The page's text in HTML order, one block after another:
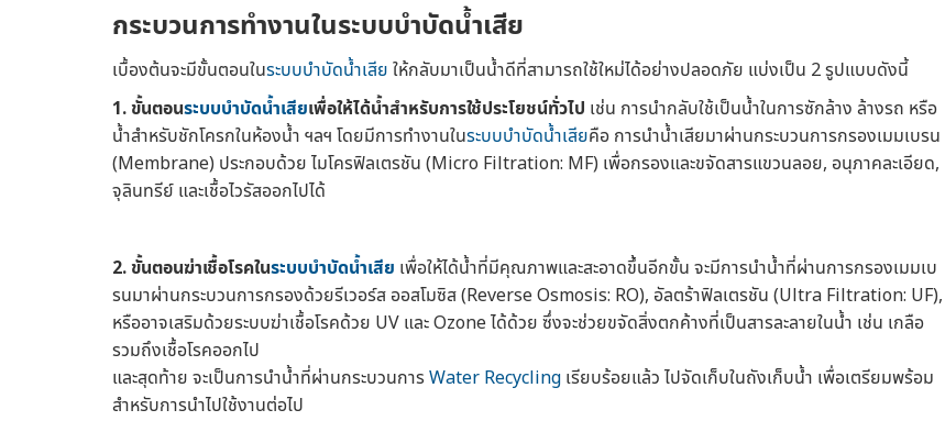
กระบวนการทำงานในระบบบำบัดน้ำเสีย
เบื้องต้นจะมีขั้นตอนในระบบบำบัดน้ำเสีย ให้กลับมาเป็นน้ำดีที่สามารถใช้ใหม่ได้อย่างปลอดภัย แบ่งเป็น 2 รูปแบบดังนี้
1. ขั้นตอนระบบบำบัดน้ำเสียเพื่อให้ได้น้ำสำหรับการใช้ประโยชน์ทั่วไป เช่น การนำกลับใช้เป็นน้ำในการซักล้าง ล้างรถ หรือ
น้ำสำหรับชักโครกในห้องน้ำ ฯลฯ โดยมีการทำงานในระบบบำบัดน้ำเสียคือ การนำน้ำเสียมาผ่านกระบวนการกรองเมมเบรน
(Membrane) ประกอบด้วย ไมโครฟิลเตรชัน (Micro Filtration: MF) เพื่อกรองและขจัดสารแขวนลอย, อนุภาคละเอียด,
จุลินทรีย์ และเชื้อไวรัสออกไปได้
2. ขั้นตอนฆ่าเชื้อโรคในระบบบำบัดน้ำเสีย เพื่อให้ได้น้ำที่มีคุณภาพและสะอาดขึ้นอีกขั้น จะมีการนำน้ำที่ผ่านการกรองเมมเบ
รนมาผ่านกระบวนการกรองด้วยรีเวอร์ส ออสโมซิส (Reverse Osmosis: RO), อัลตร้าฟิลเตรชัน (Ultra Filtration: UF),
หรืออาจเสริมด้วยระบบฆ่าเชื้อโรคด้วย UV และ Ozone ได้ด้วย ซึ่งจะช่วยขจัดสิ่งตกค้างที่เป็นสารละลายในน้ำ เช่น เกลือ
รวมถึงเชื้อโรคออกไป
และสุดท้าย จะเป็นการนำน้ำที่ผ่านกระบวนการWater Recycling เรียบร้อยแล้ว ไปจัดเก็บในถังเก็บน้ำ เพื่อเตรียมพร้อม
สำหรับการนำไปใช้งานต่อไป